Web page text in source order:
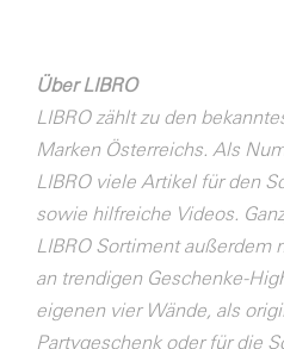
Trend Micro
TAG GmbH
VALETTA
Verband Druck
Wirtschaftskammer
WKS Fachgruppe
Über LIBRO
LIBRO zählt zu den
Marken Österreichs. Als
LIBRO viele Artikel für den
sowie hilfreiche Videos.
LIBRO Sortiment außerdem
an trendigen Geschenke-
eigenen vier Wände, als
Partygeschenk oder für die